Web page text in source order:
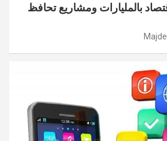
بالمليارات ومشاريع تحافظ